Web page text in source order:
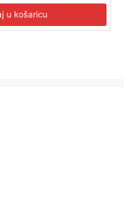
u košaricu